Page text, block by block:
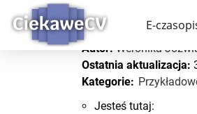
E-
Czym jest
Autor: Weronika
Ostatnia aktualizacja:
Kategorie:
Jesteś tutaj: